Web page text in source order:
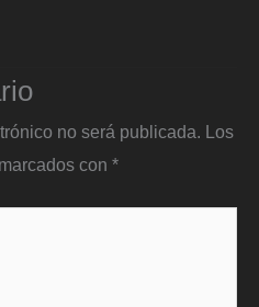
no será publicada. Los
con *